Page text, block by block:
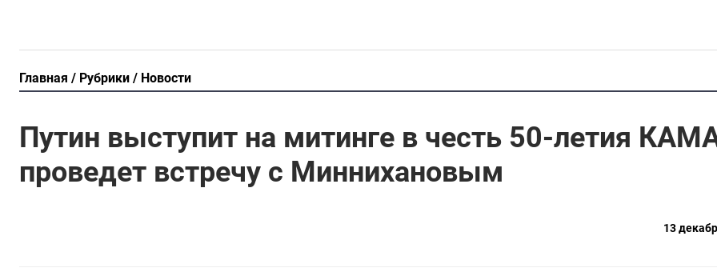
Главная Рубрики Новости
Путин выступит на митинге в честь 50-летия
проведет встречу с Миннихановым
13